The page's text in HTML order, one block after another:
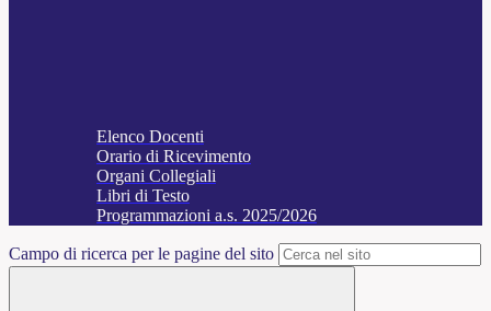
Elenco Docenti
Orario di Ricevimento
Organi Collegiali
Libri di Testo
Programmazioni a.s. 2025/2026
Campo di ricerca per le pagine del sito